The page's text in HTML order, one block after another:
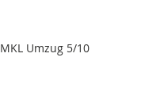
MKL Umzug 5/10